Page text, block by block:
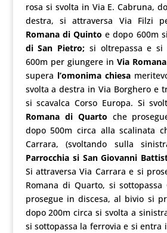
rosa si svolta in Via E. Cabruna,
destra, si attraversa Via Filzi
Romana di Quinto e dopo 600m
di San Pietro; si oltrepassa e
600m per giungere in Via
supera l’omonima chiesa
svolta a destra in Via Borghero e
si scavalca Corso Europa. Si
Romana di Quarto che
dopo 500m circa alla scalinata
Carrara, (svoltando sulla
Parrocchia si San Giovanni
Si attraversa Via Carrara e si
Romana di Quarto, si sottopassa
prosegue in discesa, al bivio si
dopo 200m circa si svolta a
si sottopassa la ferrovia e si entra